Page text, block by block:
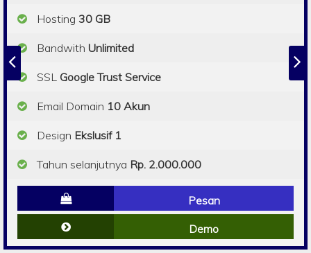
Hosting 30 GB
Bandwith Unlimited
SSL Google Trust Service
Email Domain 10 Akun
Design Ekslusif 1
Tahun selanjutnya Rp. 2.000.000
Pesan
Demo